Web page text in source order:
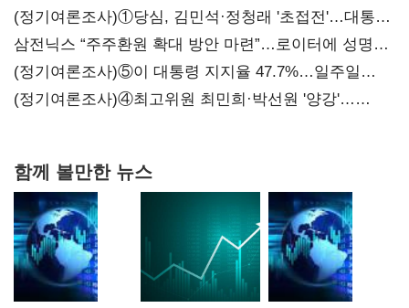
(정기여론조사)①당심, 김민석·정청래 '초접전'…대통령
지지도 '50% 아래로'(종합)
삼전닉스 “주주환원 확대 방안 마련”…로이터에 성명
보내
(정기여론조사)⑤이 대통령 지지율 47.7%…일주일
만에 다시 40%대
(정기여론조사)④최고위원 최민희·박선원 '양강'…
함께 볼만한 뉴스